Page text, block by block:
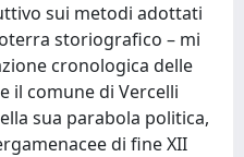
sui metodi adottati
storiografico – mi
cronologica delle
il comune di Vercelli
sua parabola politica,
di fine XII